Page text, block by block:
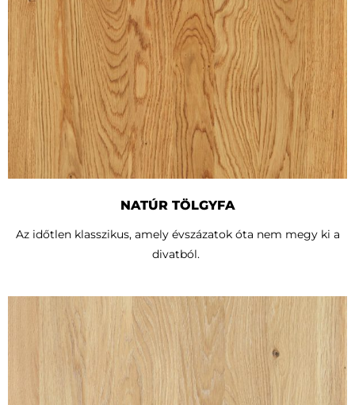
NATÚR TÖLGYFA
Az időtlen klasszikus, amely évszázatok óta nem megy ki a
divatból.